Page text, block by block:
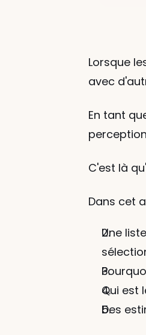
Lorsque
avec
En tant
C'est là
Dans cet
Une
Qui est
Des